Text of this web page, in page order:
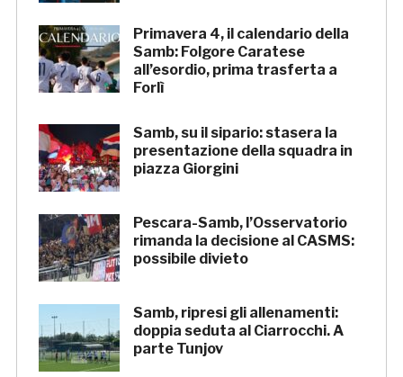
Primavera 4, il calendario della
Samb: Folgore Caratese
all’esordio, prima trasferta a
Forlì
Samb, su il sipario: stasera la
presentazione della squadra in
piazza Giorgini
Pescara-Samb, l’Osservatorio
rimanda la decisione al CASMS:
possibile divieto
Samb, ripresi gli allenamenti:
doppia seduta al Ciarrocchi. A
parte Tunjov